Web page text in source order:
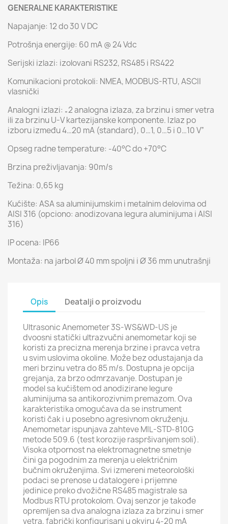
GENERALNE KARAKTERISTIKE
Napajanje: 12 do 30 V DC
Potrošnja energije: 60 mA @ 24 Vdc
Serijski izlazi: izolovani RS232, RS485 i RS422
Komunikacioni protokoli: NMEA, MODBUS-RTU, ASCII
vlasnički
Analogni izlazi: „2 analogna izlaza, za brzinu i smer vetra
ili za brzinu U-V kartezijanske komponente. Izlaz po
izboru između 4…20 mA (standard), 0…1, 0…5 i 0…10 V”
Opseg radne temperature: -40°C do +70°C
Brzina preživljavanja: 90m/s
Težina: 0,65 kg
Kućište: ASA sa aluminijumskim i metalnim delovima od
AISI 316 (opciono: anodizovana legura aluminijuma i AISI
316)
IP ocena: IP66
Montaža: na jarbol Ø 40 mm spoljni i Ø 36 mm unutrašnji
Opis Deatalji o proizvodu
Ultrasonic Anemometer 3S-WS&WD-US je
dvoosni statički ultrazvučni anemometar koji se
koristi za precizna merenja brzine i pravca vetra
u svim uslovima okoline. Može bez odustajanja da
meri brzinu vetra do 85 m/s. Dostupna je opcija
grejanja, za brzo odmrzavanje. Dostupan je
model sa kućištem od anodizirane legure
aluminijuma sa antikorozivnim premazom. Ova
karakteristika omogućava da se instrument
koristi čak i u posebno agresivnom okruženju.
Anemometar ispunjava zahteve MIL-STD-810G
metode 509.6 (test korozije raspršivanjem soli).
Visoka otpornost na elektromagnetne smetnje
čini ga pogodnim za merenja u električnim
bučnim okruženjima. Svi izmereni meteorološki
podaci se prenose u datalogere i prijemne
jedinice preko dvožične RS485 magistrale sa
Modbus RTU protokolom. Ovaj senzor je takođe
opremljen sa dva analogna izlaza za brzinu i smer
vetra, fabrički konfigurisani u okviru 4-20 mA